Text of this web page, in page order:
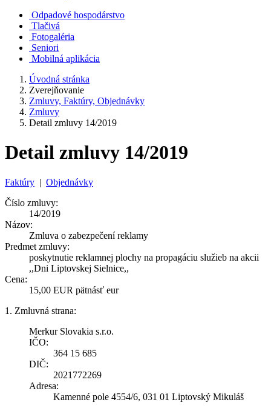
Odpadové hospodárstvo
Tlačivá
Fotogaléria
Seniori
Mobilná aplikácia
Úvodná stránka
Zverejňovanie
Zmluvy, Faktúry, Objednávky
Zmluvy
Detail zmluvy 14/2019
Detail zmluvy 14/2019
Faktúry | Objednávky
Číslo zmluvy:
14/2019
Názov:
Zmluva o zabezpečení reklamy
Predmet zmluvy:
poskytnutie reklamnej plochy na propagáciu služieb na akcii
,,Dni Liptovskej Sielnice,,
Cena:
15,00 EUR pätnásť eur
1. Zmluvná strana:
Merkur Slovakia s.r.o.
IČO:
364 15 685
DIČ:
2021772269
Adresa:
Kamenné pole 4554/6, 031 01 Liptovský Mikuláš